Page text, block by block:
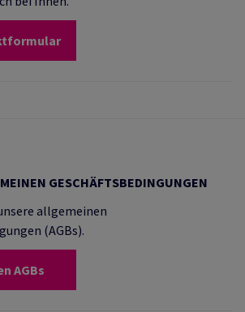
GESCHÄFTSBEDINGUNGEN
allgemeinen
(AGBs).
AGBs